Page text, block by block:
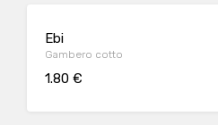
Ebi
Gambero cotto
1.80 €